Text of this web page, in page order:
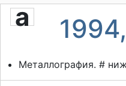
a
Металлография. #